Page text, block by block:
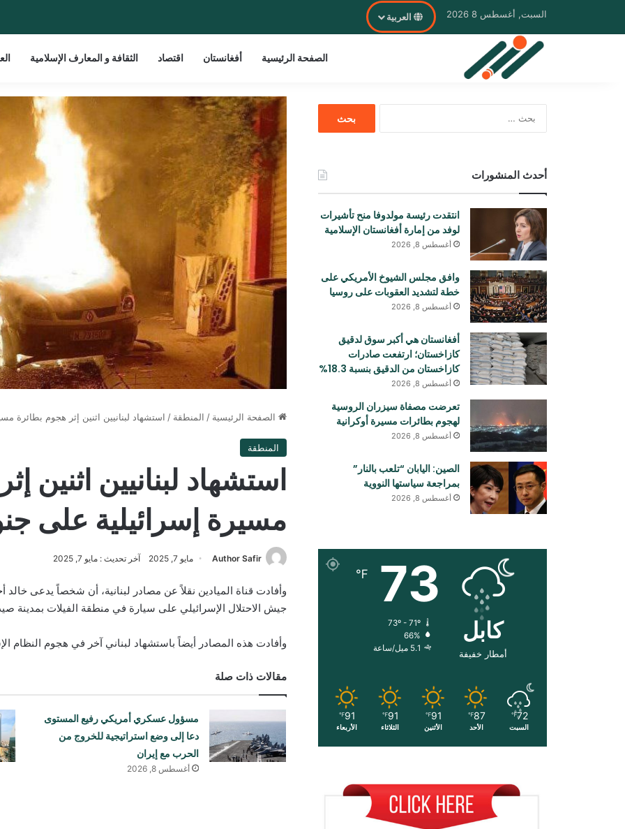
السبت, أغسطس 8 2026 العربية
الصفحة الرئيسية أفغانستان اقتصاد الثقافة و المعارف الإسلامية
الصفحة الرئيسية / المنطقة / استشهاد لبنانيين اثنين إثر هجوم بطائرة
المنطقة
استشهاد لبنانيين اثنين
مسيرة إسرائيلية على
Author Safir مايو 7, 2025 آخر تحديث : مايو 7, 2025
وأفادت قناة الميادين نقلاً عن مصادر لبنانية، أن شخصاً يدعى
جيش الاحتلال الإسرائيلي على سيارة في منطقة الفيلات بمدينة
وأفادت هذه المصادر أيضاً باستشهاد لبناني آخر في هجوم النظام
مقالات ذات صلة
مسؤول عسكري أمريكي رفيع المستوى
دعا إلى وضع استراتيجية للخروج من
الحرب مع إيران
أغسطس 8, 2026
أحدث المنشورات
انتقدت رئيسة مولدوفا منح تأشيرات
لوفد من إمارة أفغانستان الإسلامية
أغسطس 8, 2026
وافق مجلس الشيوخ الأمريكي على
خطة لتشديد العقوبات على روسيا
أغسطس 8, 2026
أفغانستان هي أكبر سوق لدقيق
كازاخستان؛ ارتفعت صادرات
كازاخستان من الدقيق بنسبة 18.3%
أغسطس 8, 2026
تعرضت مصفاة سيزران الروسية
لهجوم بطائرات مسيرة أوكرانية
أغسطس 8, 2026
الصين: اليابان “تلعب بالنار”
بمراجعة سياستها النووية
أغسطس 8, 2026
کابل
أمطار خفيفة
73
℉
73º - 71º
66%
5.1 ميل/ساعة
72
℉
السبت
87
℉
الأحد
91
℉
الأثنين
91
℉
الثلاثاء
91
℉
الأربعاء